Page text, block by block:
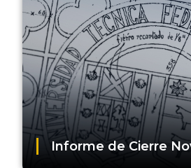
Informe de Cierre